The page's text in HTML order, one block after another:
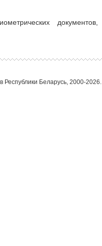
документов,
Беларусь, 2000-2026.